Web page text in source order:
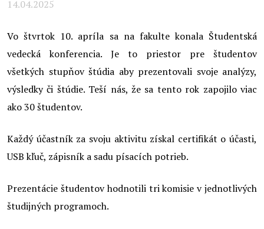
14.04.2025
Vo štvrtok 10. apríla sa na fakulte konala Študentská
vedecká konferencia. Je to priestor pre študentov
všetkých stupňov štúdia aby prezentovali svoje analýzy,
výsledky či štúdie. Teší nás, že sa tento rok zapojilo viac
ako 30 študentov.
Každý účastník za svoju aktivitu získal certifikát o účasti,
USB kľuč, zápisník a sadu písacích potrieb.
Prezentácie študentov hodnotili tri komisie v jednotlivých
študijných programoch.